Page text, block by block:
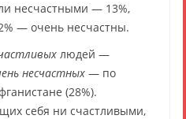
несчастными — 13%,
— очень несчастны.
людей —
несчастных — по
(28%).
себя ни счастливыми,